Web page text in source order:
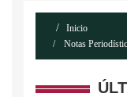
Inicio
Notas